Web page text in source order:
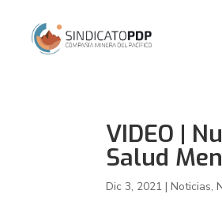
VIDEO |
Salud
Dic 3, 2021 |Noticias,